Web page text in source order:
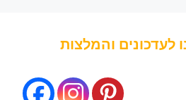
לעדכונים והמלצות